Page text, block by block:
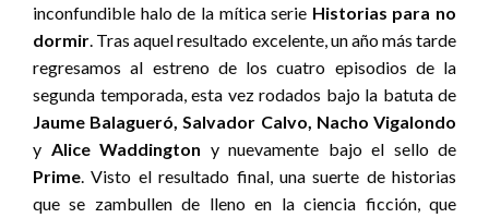
inconfundible halo de la mítica serie Historias para no
dormir . Tras aquel resultado excelente, un año más tarde
regresamos al estreno de los cuatro episodios de la
segunda temporada, esta vez rodados bajo la batuta de
Jaume Balagueró, Salvador Calvo, Nacho Vigalondo
y Alice Waddington y nuevamente bajo el sello de
Prime . Visto el resultado final, una suerte de historias
que se zambullen de lleno en la ciencia ficción, que